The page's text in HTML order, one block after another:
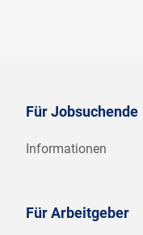
Für Jobsuchende
Informationen
Für Arbeitgeber